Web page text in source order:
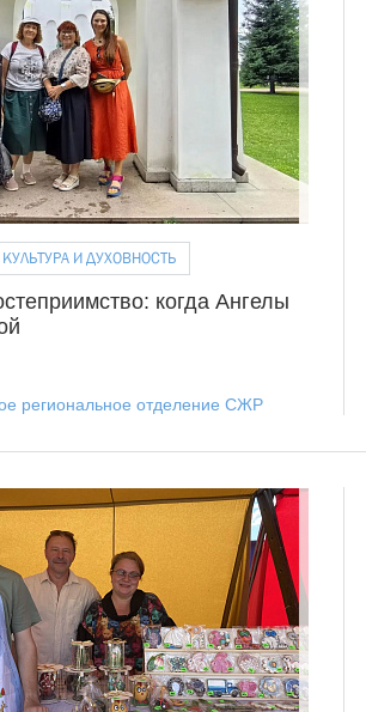
КУЛЬТУРА И ДУХОВНОСТЬ
когда Ангелы
региональное отделение СЖР